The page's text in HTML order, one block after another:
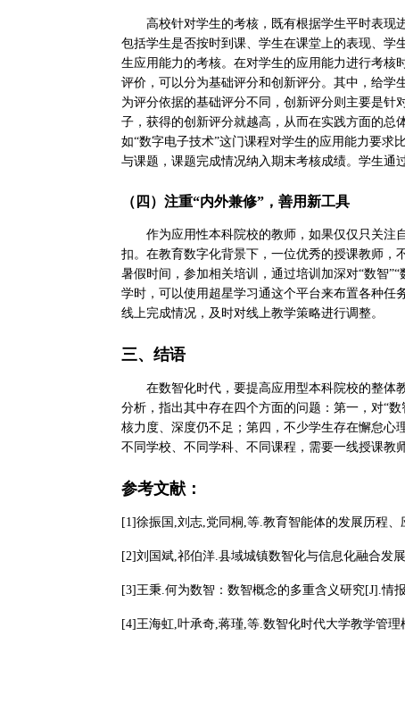
高校针对学生的考核，既有根据学生平时表现
包括学生是否按时到课、学生在课堂上的表现、学
生应用能力的考核。在对学生的应用能力进行考核
评价，可以分为基础评分和创新评分。其中，给学
为评分依据的基础评分不同，创新评分则主要是
子，获得的创新评分就越高，从而在实践方面的总
如“数字电子技术”这门课程对学生的应用能力要求
与课题，课题完成情况纳入期末考核成绩。学生通
（四）注重“内外兼修”，善用新工具
作为应用性本科院校的教师，如果仅仅只关注
扣。在教育数字化背景下，一位优秀的授课教师，
暑假时间，参加相关培训，通过培训加深对“数智
学时，可以使用超星学习通这个平台来布置各种任
线上完成情况，及时对线上教学策略进行调整。
三、结语
在数智化时代，要提高应用型本科院校的整体
分析，指出其中存在四个方面的问题：第一，对“
核力度、深度仍不足；第四，不少学生存在懈怠心
不同学校、不同学科、不同课程，需要一线授课教
参考文献：
[1]徐振国,刘志,党同桐,等.教育智能体的发展历程
[2]刘国斌,祁伯洋.县域城镇数智化与信息化融合发
[3]王秉.何为数智：数智概念的多重含义研究[J].情
[4]王海虹,叶承奇,蒋瑾,等.数智化时代大学教学管